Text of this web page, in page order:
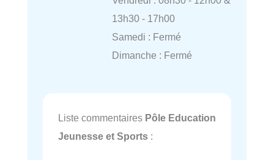
13h30 - 17h00
Samedi : Fermé
Dimanche : Fermé
Liste commentaires Pôle Education
Jeunesse et Sports :